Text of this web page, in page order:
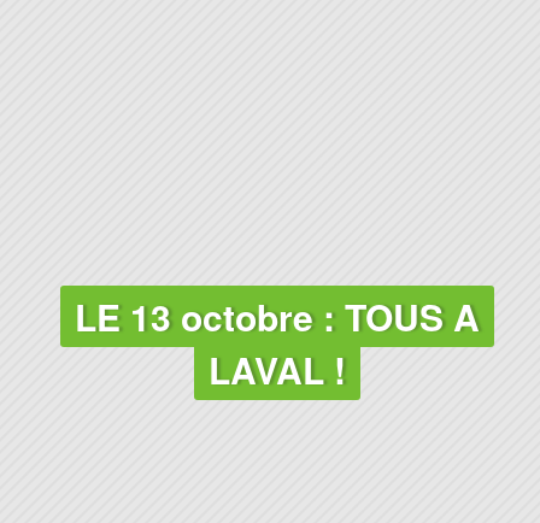
LE 13 octobre : TOUS A
LAVAL !